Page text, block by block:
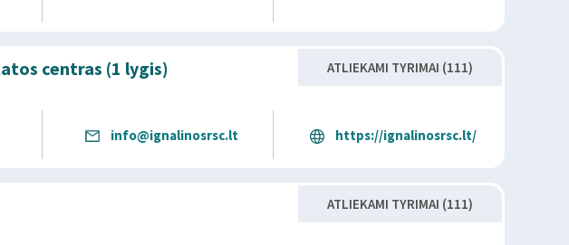
centras (1 lygis) ATLIEKAMI TYRIMAI (111)
info@ignalinosrsc.lt https://ignalinosrsc.lt/
ATLIEKAMI TYRIMAI (111)